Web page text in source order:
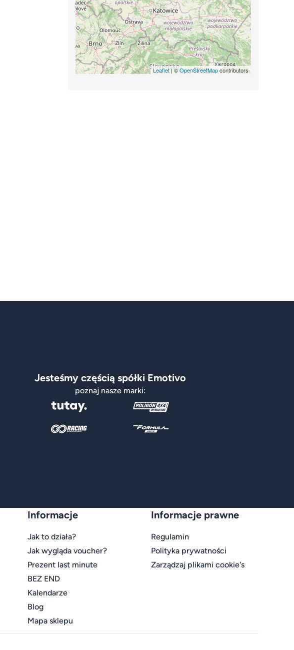
Leaflet| ©OpenStreetMapcontributors
Jesteśmy częścią spółki Emotivo
poznaj nasze marki:
Informacje
Jak to działa?
Jak wygląda voucher?
Prezent last minute
BEZ END
Kalendarze
Blog
Mapa sklepu
Informacje prawne
Regulamin
Polityka prywatności
Zarządzaj plikami cookie's